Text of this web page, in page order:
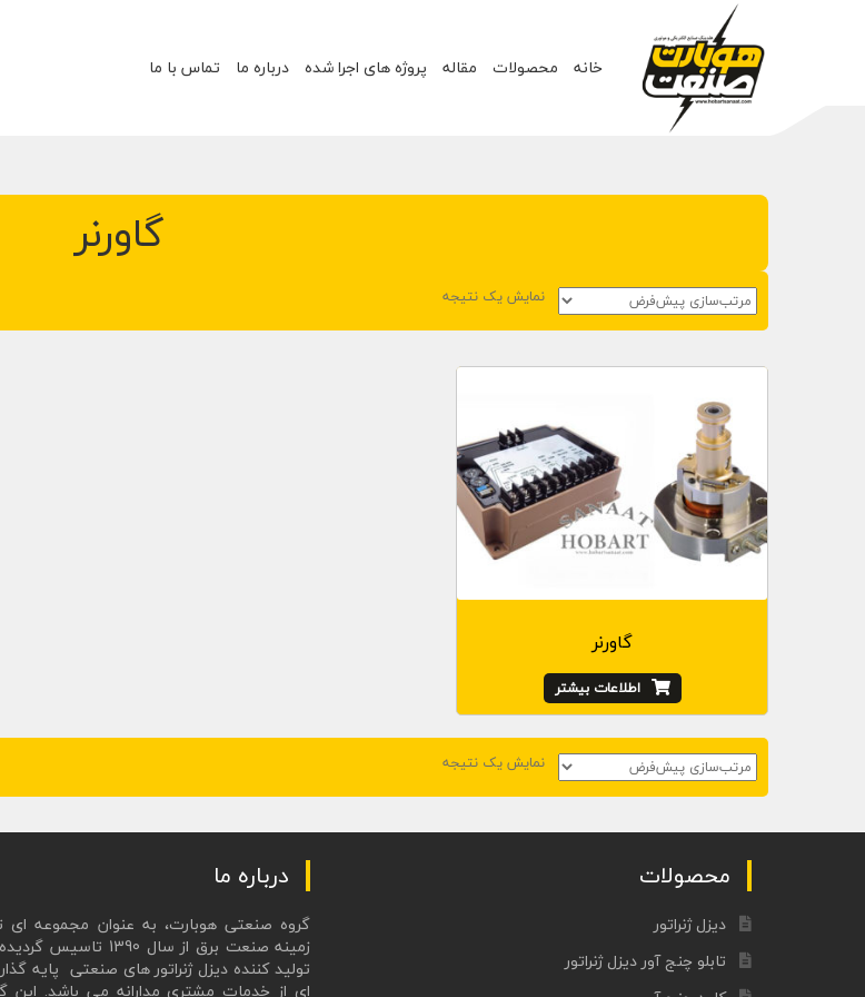
خانه محصولات مقاله پروژه های اجرا شده درباره ما تماس با ما
گاورنر
نمایش یک نتیجه
گاورنر
اطلاعات بیشتر
نمایش یک نتیجه
محصولات
دیزل ژنراتور
تابلو چنج آور دیزل ژنراتور
درباره ما
گروه صنعتی هوبارت، به عنوان مجموعه
زمینه صنعت برق از سال 1390
تولید کننده دیزل ژنراتور های صنعتی پایه
ای از خدمات مشتری مدارانه می باشد. این